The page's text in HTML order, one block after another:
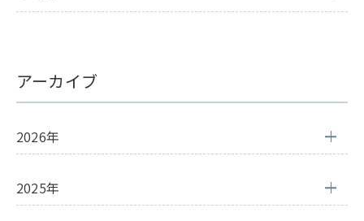
アーカイブ
2026年
2025年